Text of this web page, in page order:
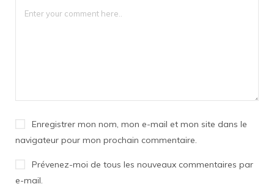
Enregistrer mon nom, mon e-mail et mon site dans le
navigateur pour mon prochain commentaire.
Prévenez-moi de tous les nouveaux commentaires par
e-mail.